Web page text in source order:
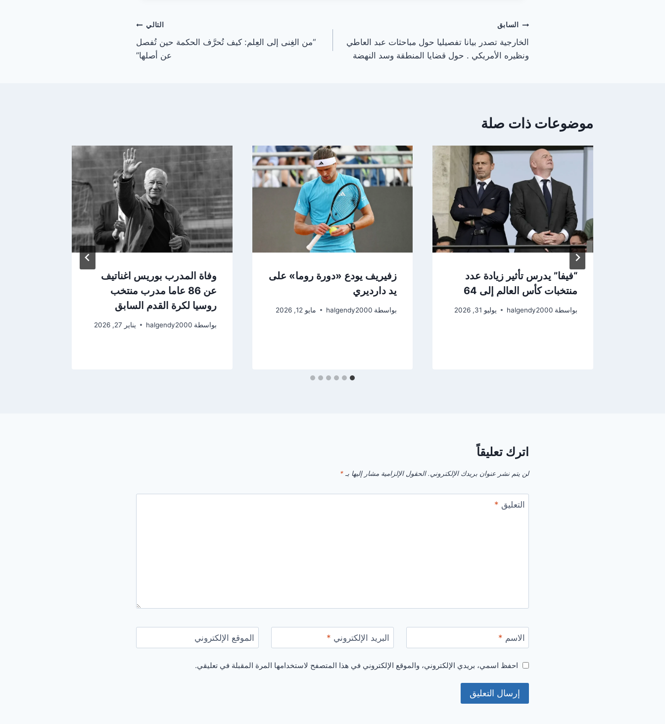
تصفّح
المقالات
السابق
الخارجية تصدر بيانا تفصيليا حول مباحثات عبد العاطي
ونظيره الأمريكي . حول قضايا المنطقة وسد النهضة
التالي
“من الغِنى إلى العِلم: كيف تُحرَّف الحكمة حين تُفصل
عن أصلها”
موضوعات ذات صلة
“فيفا” يدرس تأثير زيادة عدد
منتخبات كأس العالم إلى 64
بواسطة halgendy2000 يوليو 31, 2026
زفيريف يودع «دورة روما» على
يد دارديري
بواسطة halgendy2000 مايو 12, 2026
وفاة المدرب بوريس اغناتيف
عن 86 عاما مدرب منتخب
روسيا لكرة القدم السابق
بواسطة halgendy2000 يناير 27, 2026
اترك تعليقاً
لن يتم نشر عنوان بريدك الإلكتروني. الحقول الإلزامية مشار إليها بـ *
التعليق *
الاسم * البريد الإلكتروني * الموقع الإلكتروني
احفظ اسمي، بريدي الإلكتروني، والموقع الإلكتروني في هذا المتصفح لاستخدامها المرة المقبلة في تعليقي.